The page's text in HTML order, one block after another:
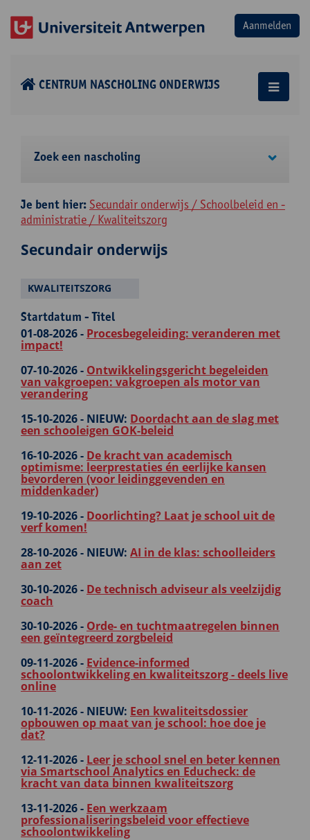
CENTRUM NASCHOLING ONDERWIJS
Zoek een nascholing
Je bent hier: Secundair onderwijs / Schoolbeleid en -
administratie / Kwaliteitszorg
Secundair onderwijs
KWALITEITSZORG
Startdatum - Titel
01-08-2026 - Procesbegeleiding: veranderen met
impact!
07-10-2026 - Ontwikkelingsgericht begeleiden
van vakgroepen: vakgroepen als motor van
verandering
15-10-2026 - NIEUW: Doordacht aan de slag met
een schooleigen GOK-beleid
16-10-2026 - De kracht van academisch
optimisme: leerprestaties én eerlijke kansen
bevorderen (voor leidinggevenden en
middenkader)
19-10-2026 - Doorlichting? Laat je school uit de
verf komen!
28-10-2026 - NIEUW: AI in de klas: schoolleiders
aan zet
30-10-2026 - De technisch adviseur als veelzijdig
coach
30-10-2026 - Orde- en tuchtmaatregelen binnen
een geïntegreerd zorgbeleid
09-11-2026 - Evidence-informed
schoolontwikkeling en kwaliteitszorg - deels live
online
10-11-2026 - NIEUW: Een kwaliteitsdossier
opbouwen op maat van je school: hoe doe je
dat?
12-11-2026 - Leer je school snel en beter kennen
via Smartschool Analytics en Educheck: de
kracht van data binnen kwaliteitszorg
13-11-2026 - Een werkzaam
professionaliseringsbeleid voor effectieve
schoolontwikkeling